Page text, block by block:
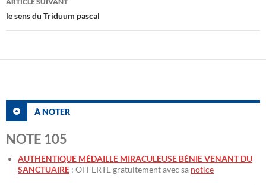
le sens du Triduum pascal
À NOTER
NOTE 105
AUTHENTIQUE MÉDAILLE MIRACULEUSE BÉNIE VENANT DU
SANCTUAIRE : OFFERTE gratuitement avec sa notice